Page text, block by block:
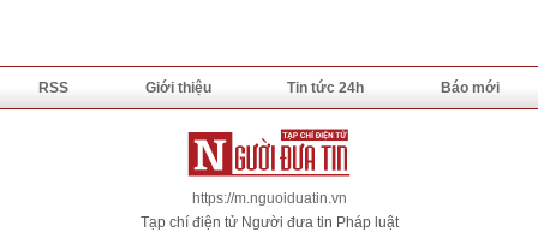
RSS Giới thiệu Tin tức 24h Báo mới
https://m.nguoiduatin.vn
Tạp chí điện tử Người đưa tin Pháp luật